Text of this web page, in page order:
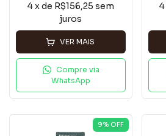
4x de R$156,25 sem
juros
VER MAIS
Compre via
WhatsApp
4
9% OFF